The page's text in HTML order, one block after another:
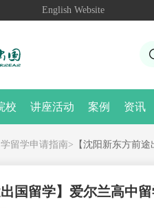
English Website
校 讲座活动 案例 资讯
留学申请指南> 【沈阳新东方前
出国留学】爱尔兰高中